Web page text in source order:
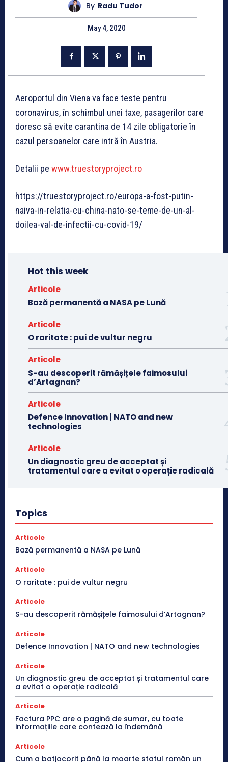
By Radu Tudor
May 4, 2020
Aeroportul din Viena va face teste pentru
coronavirus, în schimbul unei taxe, pasagerilor care
doresc să evite carantina de 14 zile obligatorie în
cazul persoanelor care intră în Austria.
Detalii pe www.truestoryproject.ro
https://truestoryproject.ro/europa-a-fost-putin-
naiva-in-relatia-cu-china-nato-se-teme-de-un-al-
doilea-val-de-infectii-cu-covid-19/
Hot this week
Articole
Bază permanentă a NASA pe Lună
Articole
O raritate : pui de vultur negru
Articole
S-au descoperit rămășițele faimosului
d’Artagnan?
Articole
Defence Innovation | NATO and new
technologies
Articole
Un diagnostic greu de acceptat și
tratamentul care a evitat o operație radicală
Topics
Articole
Bază permanentă a NASA pe Lună
Articole
O raritate : pui de vultur negru
Articole
S-au descoperit rămășițele faimosului d’Artagnan?
Articole
Defence Innovation | NATO and new technologies
Articole
Un diagnostic greu de acceptat și tratamentul care
a evitat o operație radicală
Articole
Factura PPC are o pagină de sumar, cu toate
informațiile care contează la îndemână
Articole
Cum a batjocorit până la moarte statul român un